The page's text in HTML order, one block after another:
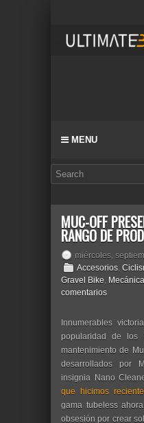
MENU
MUC-OFF
RANGO DE
miércoles,
Accesorios,
Gravel Bike, Mecánica
comentarios
Innumerables
popularidad de los
mantenimiento de
desarrollados por
insignia Nano
que hicimos
gama tubeless
obsesión por crear